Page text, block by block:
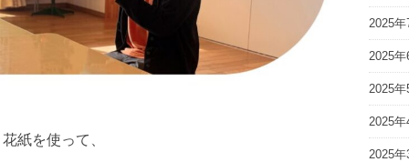
花紙を使って、
2025
2025
2025
2025
2025